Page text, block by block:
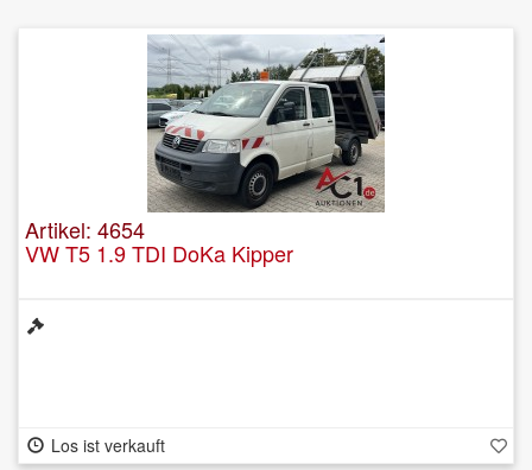
Artikel: 4654
VW T5 1.9 TDI DoKa Kipper
Los ist verkauft